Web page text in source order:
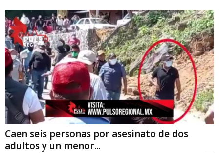
Caen seis personas por asesinato de dos
adultos y un menor...